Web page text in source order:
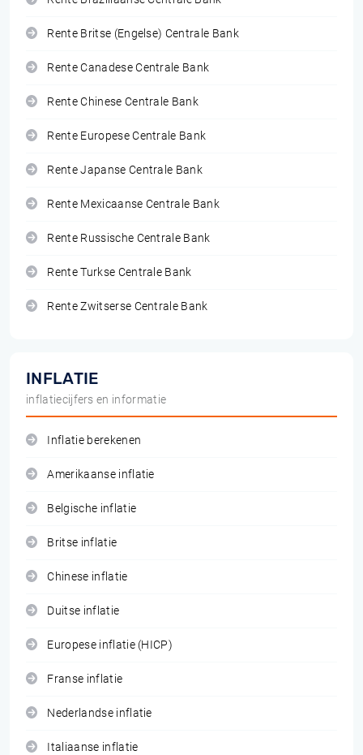
Rente Britse (Engelse) Centrale Bank
Rente Canadese Centrale Bank
Rente Chinese Centrale Bank
Rente Europese Centrale Bank
Rente Japanse Centrale Bank
Rente Mexicaanse Centrale Bank
Rente Russische Centrale Bank
Rente Turkse Centrale Bank
Rente Zwitserse Centrale Bank
INFLATIE
inflatiecijfers en informatie
Inflatie berekenen
Amerikaanse inflatie
Belgische inflatie
Britse inflatie
Chinese inflatie
Duitse inflatie
Europese inflatie (HICP)
Franse inflatie
Nederlandse inflatie
Italiaanse inflatie